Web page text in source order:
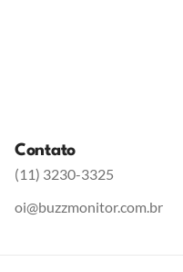
Contato
(11) 3230-3325
oi@buzzmonitor.com.br